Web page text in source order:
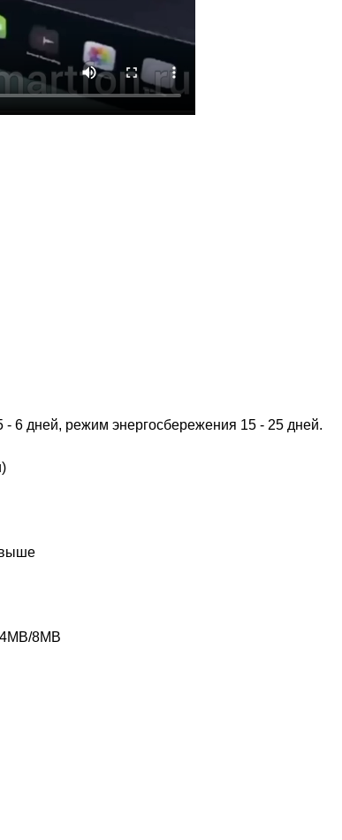
6 дней, режим энергосбережения 15 - 25 дней.
8MB